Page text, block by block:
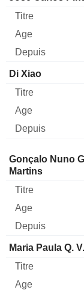
Di Xiao
Administrateur
Gonçalo Nuno
Martins
Maria Paula Q.